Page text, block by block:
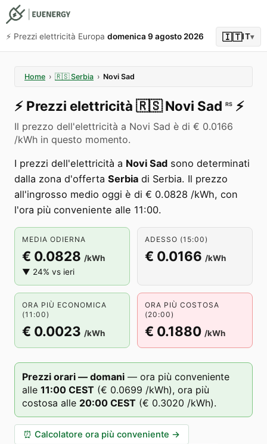
⚡️ Prezzi elettricità Europa domenica 9 agosto 2026 🇮🇹IT▾
Home › 🇷🇸 Serbia › Novi Sad
⚡️ Prezzi elettricità 🇷🇸 Novi Sad RS ⚡️
Il prezzo dell'elettricità a Novi Sad è di € 0.0166
/kWh in questo momento.
I prezzi dell'elettricità a Novi Sad sono determinati
dalla zona d'offerta Serbia di Serbia. Il prezzo
all'ingrosso medio oggi è di € 0.0828 /kWh, con
l'ora più conveniente alle 11:00.
MEDIA ODIERNA
€ 0.0828 /kWh
▼ 24% vs ieri
ADESSO (15:00)
€ 0.0166 /kWh
ORA PIÙ ECONOMICA
(11:00)
€ 0.0023 /kWh
ORA PIÙ COSTOSA
(20:00)
€ 0.1880 /kWh
Prezzi orari — domani — ora più conveniente
alle 11:00 CEST (€ 0.0699 /kWh), ora più
costosa alle 20:00 CEST (€ 0.3020 /kWh).
⏰ Calcolatore ora più conveniente →